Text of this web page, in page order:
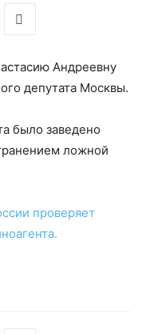
Андреевну
депутата Москвы.
было заведено
ложной
проверяет